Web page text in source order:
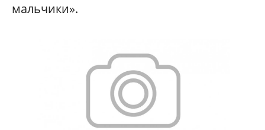
мальчики».